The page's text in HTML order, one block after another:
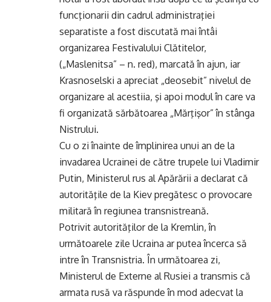
funcţionarii din cadrul administraţiei
separatiste a fost discutată mai întâi
organizarea Festivalului Clătitelor,
(„Maslenitsa” – n. red), marcată în ajun, iar
Krasnoselski a apreciat „deosebit” nivelul de
organizare al acestiia, şi apoi modul în care va
fi organizată sărbătoarea „Mărţişor” în stânga
Nistrului.
Cu o zi înainte de împlinirea unui an de la
invadarea Ucrainei de către trupele lui Vladimir
Putin, Ministerul rus al Apărării a declarat că
autorităţile de la Kiev pregătesc o provocare
militară în regiunea transnistreană.
Potrivit autorităţilor de la Kremlin, în
următoarele zile Ucraina ar putea încerca să
intre în Transnistria. În următoarea zi,
Ministerul de Externe al Rusiei a transmis că
armata rusă va răspunde în mod adecvat la